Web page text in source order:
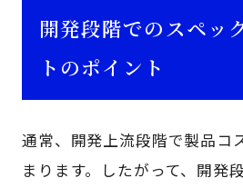
開発段階でのスペッ
トのポイント
通常、開発上流段階で製品コ
まります。したがって、開発